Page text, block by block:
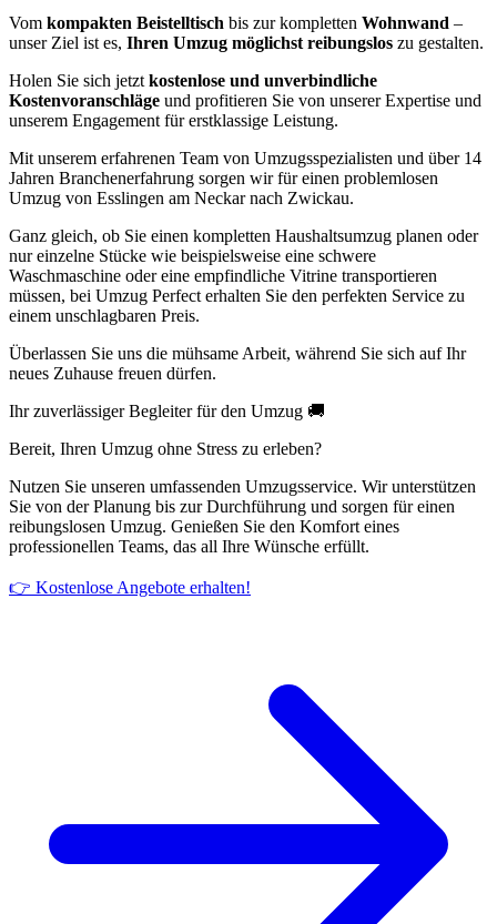
Vom kompakten Beistelltisch bis zur kompletten Wohnwand –
unser Ziel ist es, Ihren Umzug möglichst reibungslos zu gestalten.
Holen Sie sich jetzt kostenlose und unverbindliche
Kostenvoranschläge und profitieren Sie von unserer Expertise und
unserem Engagement für erstklassige Leistung.
Mit unserem erfahrenen Team von Umzugsspezialisten und über 14
Jahren Branchenerfahrung sorgen wir für einen problemlosen
Umzug von Esslingen am Neckar nach Zwickau.
Ganz gleich, ob Sie einen kompletten Haushaltsumzug planen oder
nur einzelne Stücke wie beispielsweise eine schwere
Waschmaschine oder eine empfindliche Vitrine transportieren
müssen, bei Umzug Perfect erhalten Sie den perfekten Service zu
einem unschlagbaren Preis.
Überlassen Sie uns die mühsame Arbeit, während Sie sich auf Ihr
neues Zuhause freuen dürfen.
Ihr zuverlässiger Begleiter für den Umzug 🚚
Bereit, Ihren Umzug ohne Stress zu erleben?
Nutzen Sie unseren umfassenden Umzugsservice. Wir unterstützen
Sie von der Planung bis zur Durchführung und sorgen für einen
reibungslosen Umzug. Genießen Sie den Komfort eines
professionellen Teams, das all Ihre Wünsche erfüllt.
👉 Kostenlose Angebote erhalten!